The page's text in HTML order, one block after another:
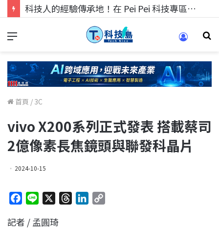
科技人找工作，就到TECH+ 科技專區!
首頁 / 3C
vivo X200系列正式發表 搭載蔡司
2億像素長焦鏡頭與聯發科晶片
2024-10-15
c
n
記者 / 孟圓琦